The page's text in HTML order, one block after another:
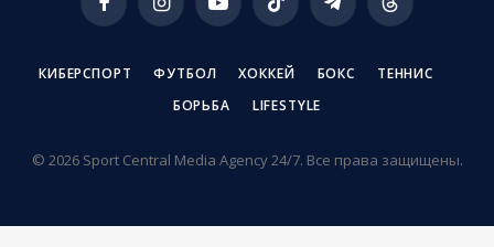
FacebookInstagramYouTubeTikTok TelegramThreads
КИБЕРСПОРТ ФУТБОЛ ХОККЕЙ БОКС
ТЕННИС
БОРЬБА
LIFESTYLE
© 2026 Sport Central Media Agency 24/7. Все права защищены.